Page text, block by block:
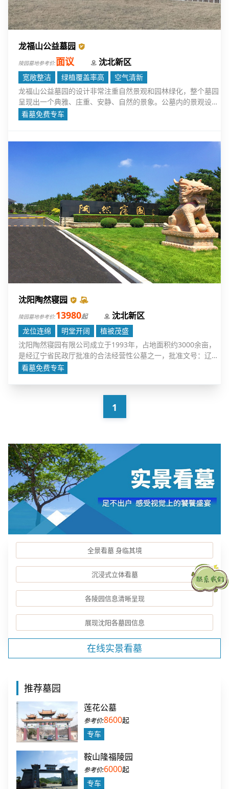
龙福山公益墓园
陵园墓地参考价:面议 沈北新区
宽敞整洁 绿植覆盖率高
空气清新
龙福山公益墓园的设计非常注重自然景观和园林绿化，整个墓园
呈现出一个典雅、庄重、安静、自然的景象。公墓内的景观设计
融入了大量的生态元素，通过绿化带、湖泊、花园、树木等的巧
妙搭配，营造出宁静、和谐的氛围。
看墓免费专车
沈阳陶然寝园
陵园墓地参考价:13980起 沈北新区
龙位连绵 明堂开阔
植被茂盛
沈阳陶然寝园有限公司成立于1993年，占地面积约3000余亩，
是经辽宁省民政厅批准的合法经营性公墓之一，批准文号：辽民
经墓字38号。它坐落于我市风景秀丽的沈北新区，地处长白山余
脉
看墓免费专车
1
全景看墓 身临其境
沉浸式立体看墓
各陵园信息清晰呈现
展现沈阳各墓园信息
在线实景看墓
推荐墓园
莲花公墓
8600起
专车
鞍山隆福陵园
6000起
专车